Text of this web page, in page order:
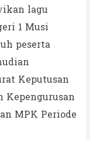
lagu
1 Musi
peserta
Keputusan
Kepengurusan
MPK Periode